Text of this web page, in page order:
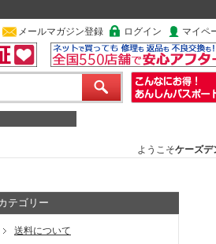
メールマガジン登録 ログイン マイペ
ようこそケーズデ
テゴリー
送料について